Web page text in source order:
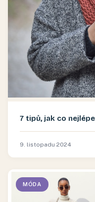
7 tipů, jak co
9. listopadu 2024
MÓDA